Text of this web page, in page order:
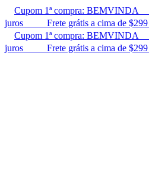
Cupom 1ª compra: BEMVINDA ㅤ ㅤ ㅤ ㅤ ㅤ
juros ㅤ ㅤ ㅤ ㅤ ㅤ ㅤ ㅤ ㅤ ㅤ Frete grátis a cima de $299
Cupom 1ª compra: BEMVINDA ㅤ ㅤ ㅤ ㅤ ㅤ
juros ㅤ ㅤ ㅤ ㅤ ㅤ ㅤ ㅤ ㅤ ㅤ Frete grátis a cima de $299